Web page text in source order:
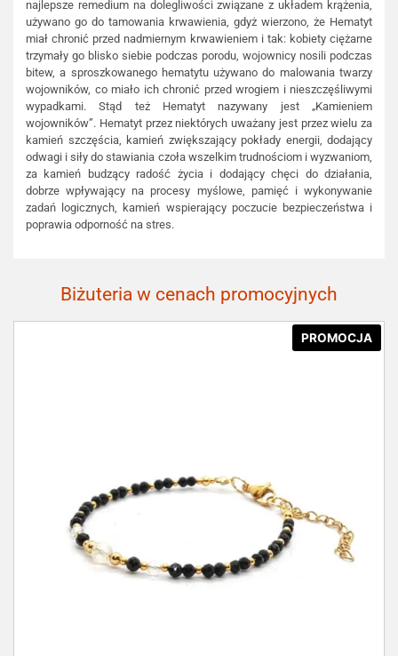
najlepsze remedium na dolegliwości związane z układem krążenia,
używano go do tamowania krwawienia, gdyż wierzono, że Hematyt
miał chronić przed nadmiernym krwawieniem i tak: kobiety ciężarne
trzymały go blisko siebie podczas porodu, wojownicy nosili podczas
bitew, a sproszkowanego hematytu używano do malowania twarzy
wojowników, co miało ich chronić przed wrogiem i nieszczęśliwymi
wypadkami. Stąd też Hematyt nazywany jest „Kamieniem
wojowników”. Hematyt przez niektórych uważany jest przez wielu za
kamień szczęścia, kamień zwiększający pokłady energii, dodający
odwagi i siły do stawiania czoła wszelkim trudnościom i wyzwaniom,
za kamień budzący radość życia i dodający chęci do działania,
dobrze wpływający na procesy myślowe, pamięć i wykonywanie
zadań logicznych, kamień wspierający poczucie bezpieczeństwa i
poprawia odporność na stres.
Biżuteria w cenach promocyjnych
PROMOCJA